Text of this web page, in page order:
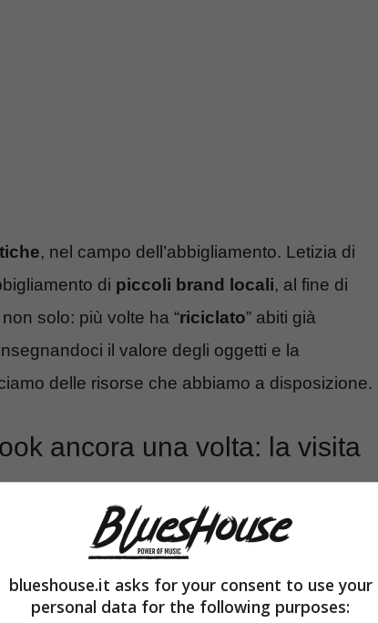
, nel campo dell’abbigliamento. Letizia di
di piccoli brand locali, al fine di
solo: più volte ha “riciclato” abiti già
il valore degli oggetti e la
delle risorse che abbiamo a disposizione.
ancora una volta: la visita
blueshouse.it asks for your consent to use your
personal data for the following purposes: